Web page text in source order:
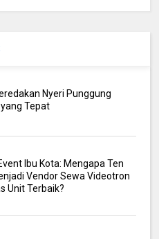
Nyeri Punggung
Tepat
Ibu Kota: Mengapa Ten
Vendor Sewa Videotron
Unit Terbaik?